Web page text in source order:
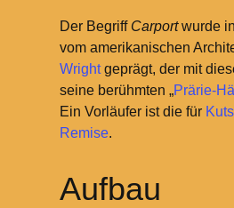
Der Begriff Carportwurde
vom amerikanischen
Wrightgeprägt, der mit
seine berühmten „Prärie-
Ein Vorläufer ist die für
Remise.
Aufbau